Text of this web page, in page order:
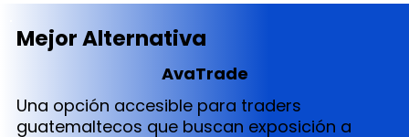
Mejor Alternativa
AvaTrade
Una opción accesible para traders
guatemaltecos que buscan exposición a